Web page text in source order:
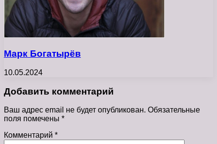
Марк Богатырёв
10.05.2024
Добавить комментарий
Ваш адрес email не будет опубликован. Обязательные
поля помечены *
Комментарий *